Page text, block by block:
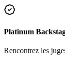
Platinum
Rencontrez les